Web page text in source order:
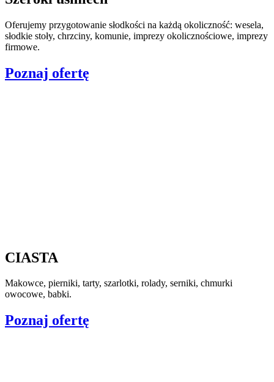
Oferujemy przygotowanie słodkości na każdą okoliczność: wesela,
słodkie stoły, chrzciny, komunie, imprezy okolicznościowe, imprezy
firmowe.
Poznaj ofertę
CIASTA
Makowce, pierniki, tarty, szarlotki, rolady, serniki, chmurki
owocowe, babki.
Poznaj ofertę